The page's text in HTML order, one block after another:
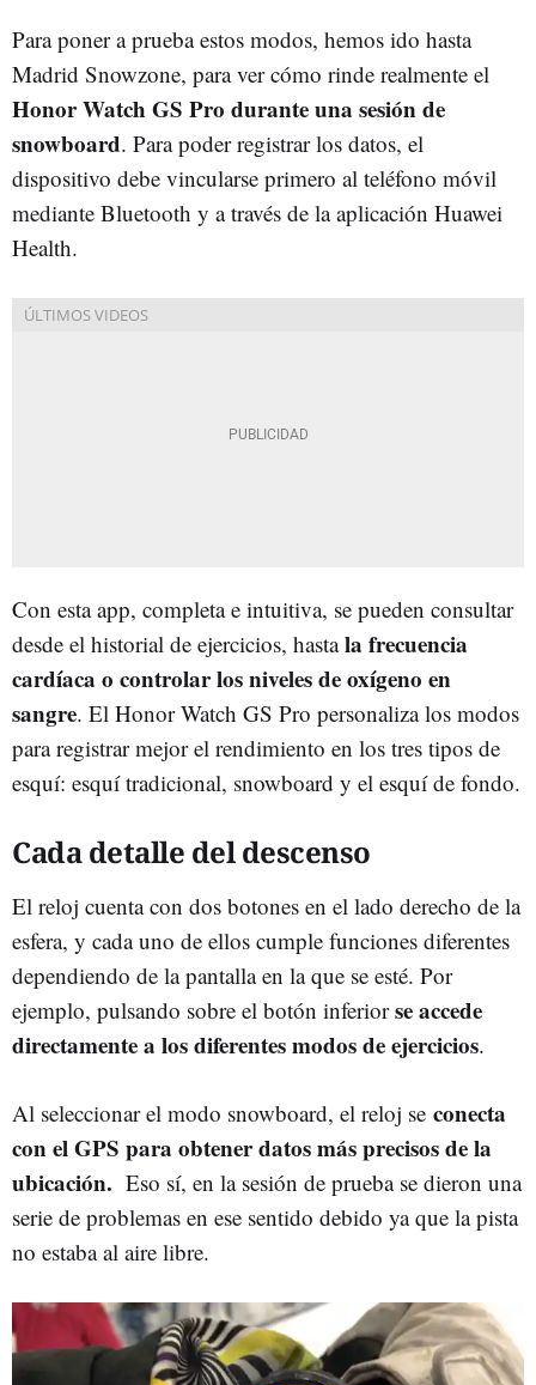
Para poner a prueba estos modos, hemos ido hasta
Madrid Snowzone, para ver cómo rinde realmente el
Honor Watch GS Pro durante una sesión de
snowboard. Para poder registrar los datos, el
dispositivo debe vincularse primero al teléfono móvil
mediante Bluetooth y a través de la aplicación Huawei
Health.
Con esta app, completa e intuitiva, se pueden consultar
desde el historial de ejercicios, hastala frecuencia
cardíaca o controlar los niveles de oxígeno en
sangre. El Honor Watch GS Pro personaliza los modos
para registrar mejor el rendimiento en los tres tipos de
esquí: esquí tradicional, snowboard y el esquí de fondo.
Cada detalle del descenso
El reloj cuenta con dos botones en el lado derecho de la
esfera, y cada uno de ellos cumple funciones diferentes
dependiendo de la pantalla en la que se esté. Por
ejemplo, pulsando sobre el botón inferiorse accede
directamente a los diferentes modos de ejercicios.
Al seleccionar el modo snowboard, el reloj se conecta
con el GPS para obtener datos más precisos de la
ubicación. Eso sí, en la sesión de prueba se dieron una
serie de problemas en ese sentido debido ya que la pista
no estaba al aire libre.